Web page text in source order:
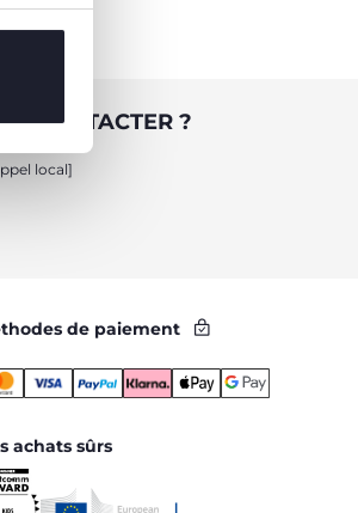
CONTACTER ?
local]
de paiement
achats sûrs